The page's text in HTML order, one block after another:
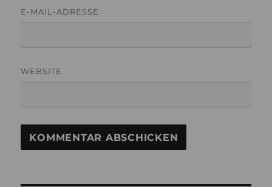
E-MAIL-ADRESSE
WEBSITE